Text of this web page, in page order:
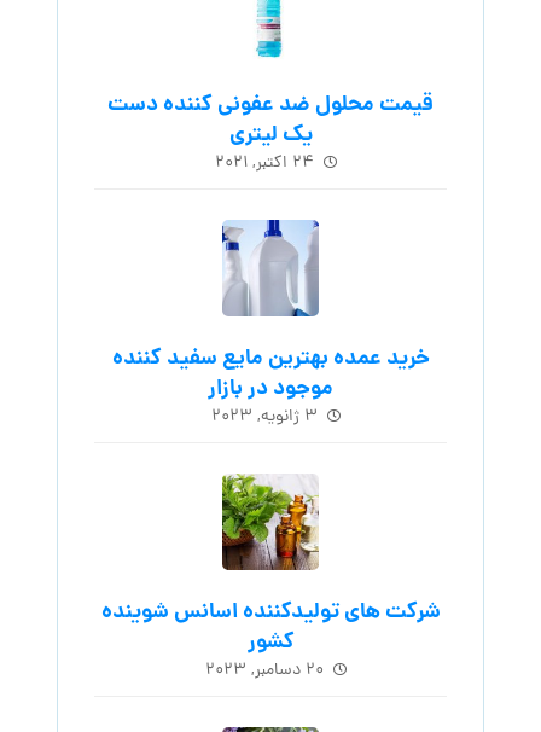
قیمت محلول ضد عفونی کننده دست
یک لیتری
۲۴ اکتبر, ۲۰۲۱
خرید عمده بهترین مایع سفید کننده
موجود در بازار
۳ ژانویه, ۲۰۲۳
شرکت های تولیدکننده اسانس شوینده
کشور
۲۰ دسامبر, ۲۰۲۳